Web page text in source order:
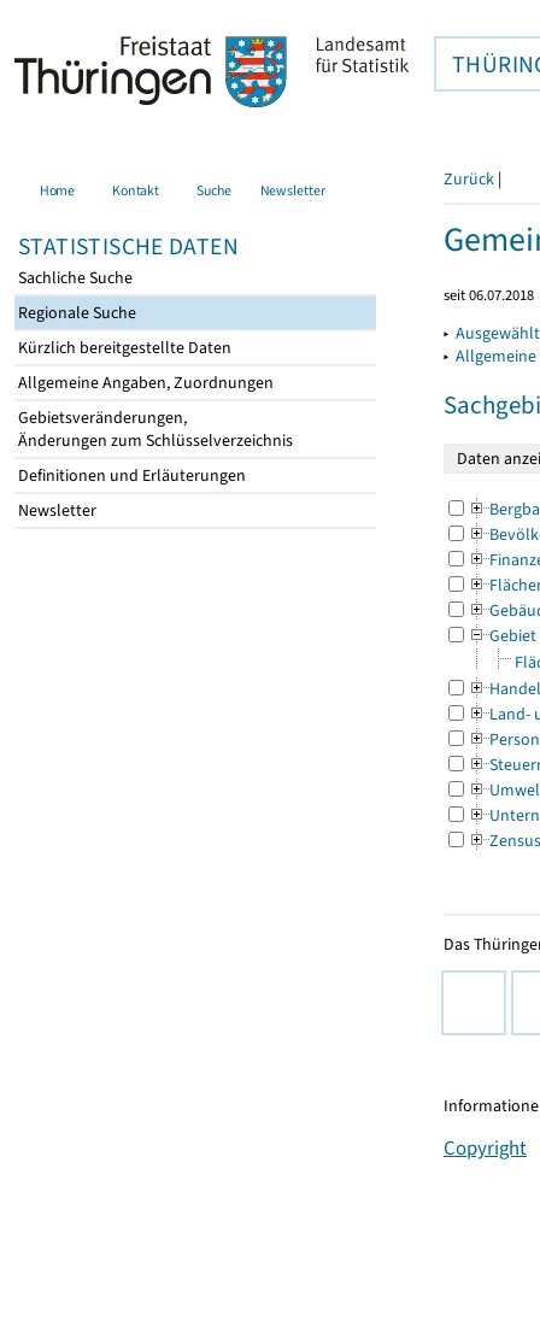
Home Kontakt Suche Newsletter
STATISTISCHE DATEN
Sachliche Suche
Regionale Suche
Kürzlich bereitgestellte Daten
Allgemeine Angaben, Zuordnungen
Gebietsveränderungen,
Änderungen zum Schlüsselverzeichnis
Definitionen und Erläuterungen
Newsletter
Zurück |
seit 06.07.2018
▸
▸
Gebiet
Land-
Zensus
Das
Copyright